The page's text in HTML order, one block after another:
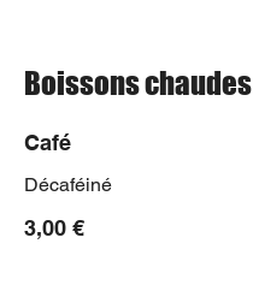
Boissons chaudes
Café
Décaféiné
3,00 €